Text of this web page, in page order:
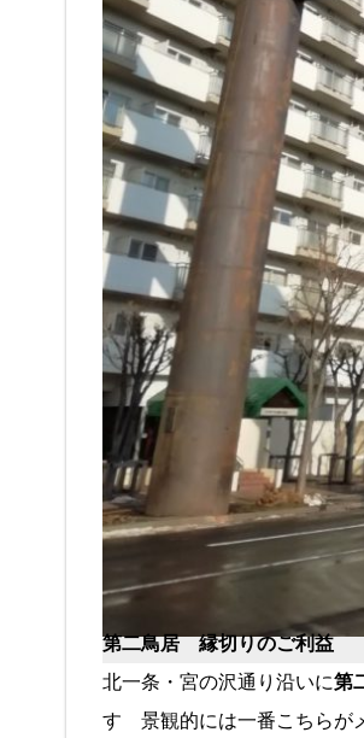
第二鳥居
縁切りのご利益
北一条・宮の沢通り沿いに第
す 景観的には一番こちらが